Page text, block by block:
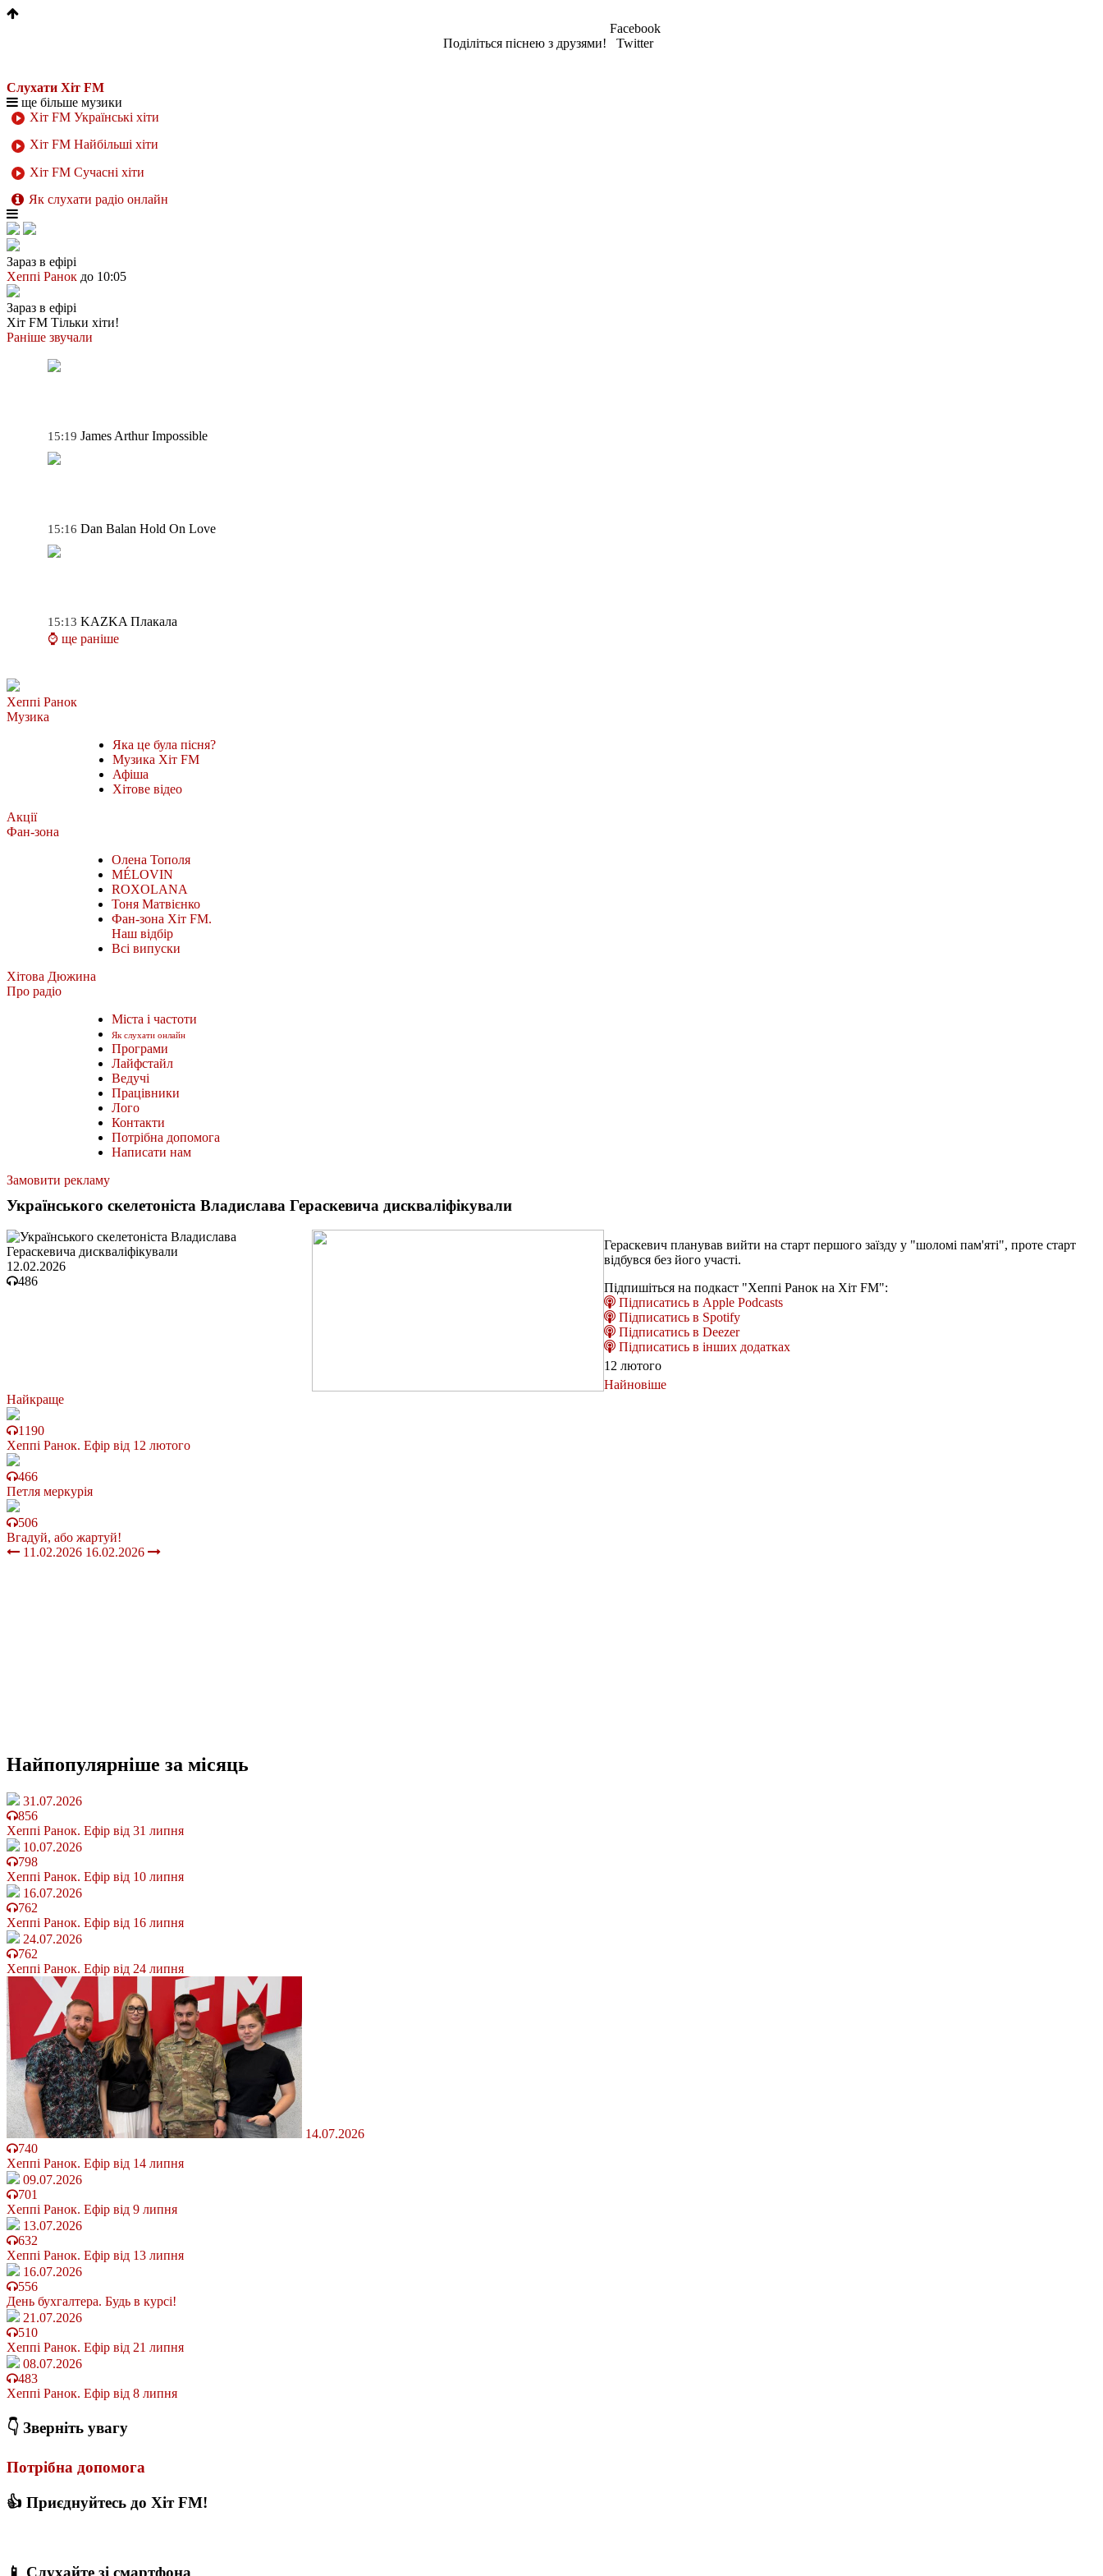
Поділіться піснею з друзями!
Facebook
Twitter
Слухати Хіт FM
ще більше музики
Хіт FM Українські хіти
Хіт FM Найбільші хіти
Хіт FM Сучасні хіти
Як слухати радіо онлайн
Зараз в ефірі
Хеппі Ранок до 10:05
Зараз в ефірі
Хіт FM Тільки хіти!
Раніше звучали
15:19 James Arthur Impossible
15:16 Dan Balan Hold On Love
15:13 KAZKA Плакала
⌚ ще раніше
Хеппі Ранок
Музика
Яка це була пісня?
Музика Хіт FM
Афіша
Хітове відео
Акції
Фан-зона
Олена Тополя
MÉLOVIN
ROXOLANA
Тоня Матвієнко
Фан-зона Хіт FM.
Наш відбір
Всі випуски
Хітова Дюжина
Про радіо
Міста і частоти
Як слухати онлайн
Програми
Лайфстайл
Ведучі
Працівники
Лого
Контакти
Потрібна допомога
Написати нам
Замовити рекламу
Українського скелетоніста Владислава Гераскевича дискваліфікували
12.02.2026
486
Гераскевич планував вийти на старт першого заїзду у "шоломі пам'яті", проте старт
відбувся без його участі.
Підпишіться на подкаст "Хеппі Ранок на Хіт FM":
Підписатись в Apple Podcasts
Підписатись в Spotify
Підписатись в Deezer
Підписатись в інших додатках
12 лютого
Найновіше
Найкраще
1190
Хеппі Ранок. Ефір від 12 лютого
466
Петля меркурія
506
Вгадуй, або жартуй!
11.02.2026 16.02.2026
Найпопулярніше за місяць
31.07.2026
856
Хеппі Ранок. Ефір від 31 липня
10.07.2026
798
Хеппі Ранок. Ефір від 10 липня
16.07.2026
762
Хеппі Ранок. Ефір від 16 липня
24.07.2026
762
Хеппі Ранок. Ефір від 24 липня
14.07.2026
740
Хеппі Ранок. Ефір від 14 липня
09.07.2026
701
Хеппі Ранок. Ефір від 9 липня
13.07.2026
632
Хеппі Ранок. Ефір від 13 липня
16.07.2026
556
День бухгалтера. Будь в курсі!
21.07.2026
510
Хеппі Ранок. Ефір від 21 липня
08.07.2026
483
Хеппі Ранок. Ефір від 8 липня
👇 Зверніть увагу
Потрібна допомога
👍 Приєднуйтесь до Хіт FM!
📱 Слухайте зі смартфона